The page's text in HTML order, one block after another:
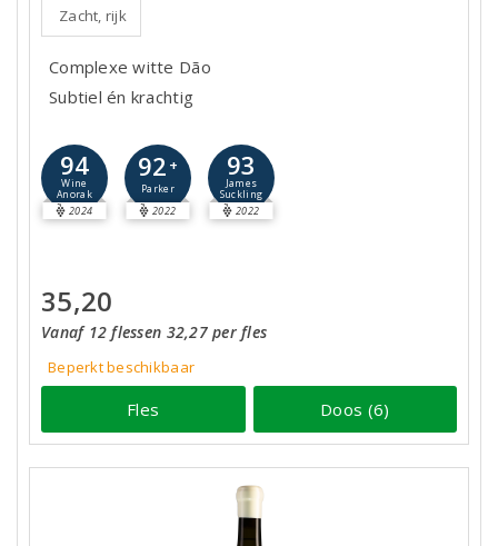
Zacht, rijk
Complexe witte Dão
Subtiel én krachtig
94
Wine
Anorak
2024
92 +
Parker
2022
93
James
Suckling
2022
35,20
Vanaf 12 flessen 32,27 per fles
Beperkt beschikbaar
Fles Doos (6)